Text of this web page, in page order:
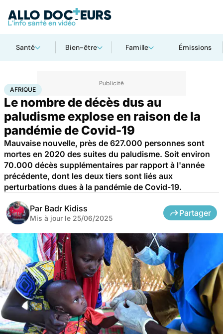
Santé Bien-être Famille Émissions
AccueilSanté Maladies infectieuses
AFRIQUE
Le nombre de décès dus au
paludisme explose en raison de la
pandémie de Covid-19
Mauvaise nouvelle, près de 627.000 personnes sont
mortes en 2020 des suites du paludisme. Soit environ
70.000 décès supplémentaires par rapport à l'année
précédente, dont les deux tiers sont liés aux
perturbations dues à la pandémie de Covid-19.
Par Badr Kidiss
Mis à jour le 25/06/2025
Partager